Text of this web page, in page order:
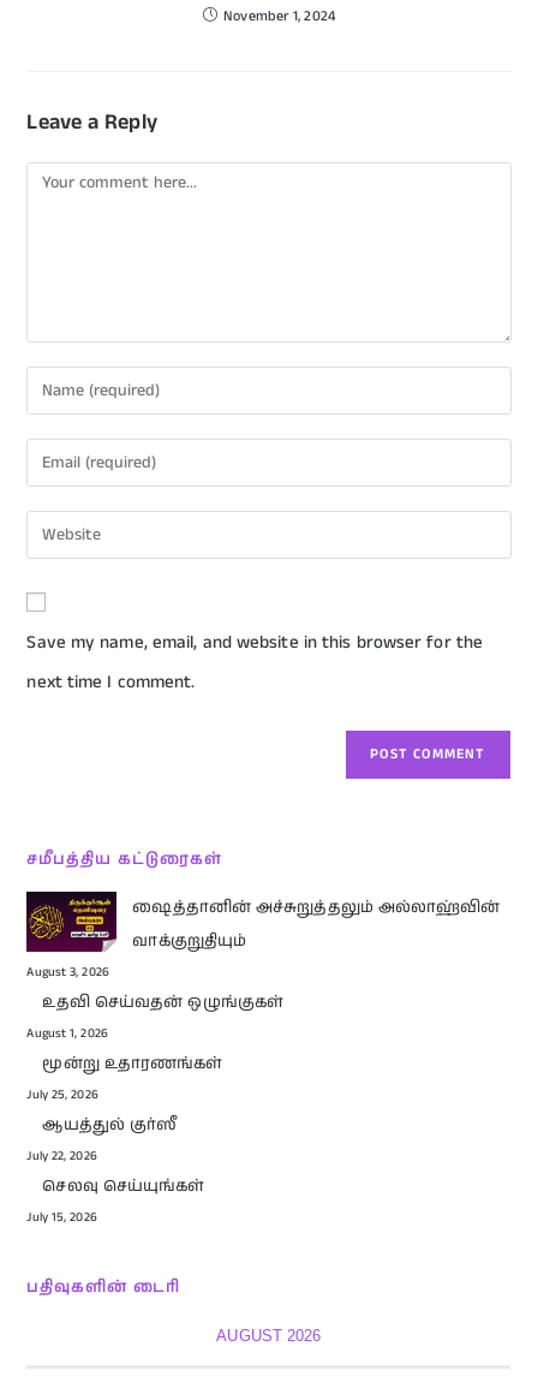
November 1, 2024
Leave a Reply
Save my name, email, and website in this browser for the
next time I comment.
சமீபத்திய கட்டுரைகள்
ஷைத்தானின் அச்சுறுத்தலும் அல்லாஹ்வின்
வாக்குறுதியும்
August 3, 2026
உதவி செய்வதன் ஒழுங்குகள்
August 1, 2026
மூன்று உதாரணங்கள்
July 25, 2026
ஆயத்துல் குர்ஸீ
July 22, 2026
செலவு செய்யுங்கள்
July 15, 2026
பதிவுகளின் டைரி
AUGUST 2026